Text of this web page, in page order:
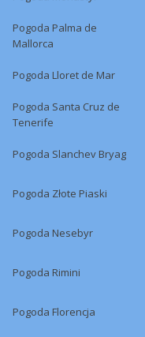
Pogoda Palma de
Mallorca
Pogoda Lloret de Mar
Pogoda Santa Cruz de
Tenerife
Pogoda Slanchev Bryag
Pogoda Złote Piaski
Pogoda Nesebyr
Pogoda Rimini
Pogoda Florencja